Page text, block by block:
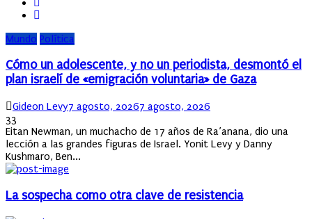
Mundo Política
Cómo un adolescente, y no un periodista, desmontó el
plan israelí de «emigración voluntaria» de Gaza
Author
Gideon LevyPosted
7 agosto, 20267 agosto, 2026
33
Eitan Newman, un muchacho de 17 años de Ra’anana, dio una
lección a las grandes figuras de Israel. Yonit Levy y Danny
Kushmaro, Ben...
La sospecha como otra clave de resistencia